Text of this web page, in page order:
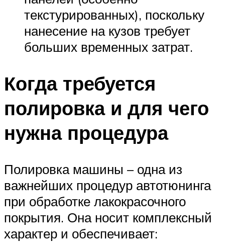
текстурированных), поскольку
нанесение на кузов требует
больших временных затрат.
Когда требуется
полировка и для чего
нужна процедура
Полировка машины – одна из
важнейших процедур автотюнинга
при обработке лакокрасочного
покрытия. Она носит комплексный
характер и обеспечивает: